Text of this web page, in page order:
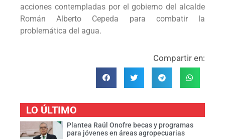
acciones contempladas por el gobierno del alcalde
Román Alberto Cepeda para combatir la
problemática del agua.
Compartir en:
LO ÚLTIMO
Plantea Raúl Onofre becas y programas
para jóvenes en áreas agropecuarias